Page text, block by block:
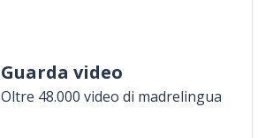
Guarda video
Oltre 48.000 video di madrelingua